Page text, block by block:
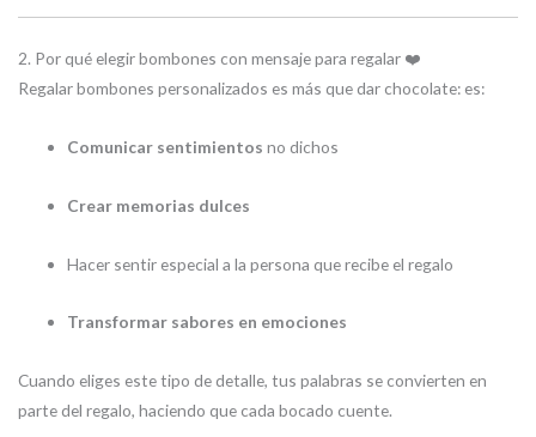
2. Por qué elegir bombones con mensaje para regalar ❤️
Regalar bombones personalizados es más que dar chocolate: es:
Comunicar sentimientos no dichos
Crear memorias dulces
Hacer sentir especial a la persona que recibe el regalo
Transformar sabores en emociones
Cuando eliges este tipo de detalle, tus palabras se convierten en
parte del regalo, haciendo que cada bocado cuente.